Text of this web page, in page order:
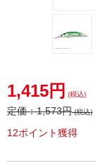
1,415円 (税込)
定価：1,573円(税込)
12ポイント獲得